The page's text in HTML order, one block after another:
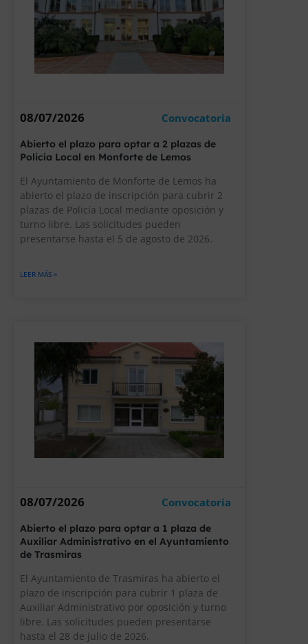
Convocatoria
Abierto el plazo para optar a 2 plazas de
Policía Local en Monforte de Lemos
El Ayuntamiento de Monforte de Lemos ha
abierto el plazo de inscripción para cubrir 2
plazas de Policía Local mediante oposición y
turno libre. Las solicitudes pueden
presentarse hasta el 5 de agosto de 2026.
LEER MÁS »
08/07/2026
Convocatoria
Abierto el plazo para optar a 1 plaza de
Auxiliar Administrativo en el Ayuntamiento
de Trasmiras
El Ayuntamiento de Trasmiras ha abierto el
plazo de inscripción para cubrir 1 plaza de
Auxiliar Administrativo por oposición y turno
libre. Las solicitudes pueden presentarse
hasta el 28 de julio de 2026.
08/07/2026